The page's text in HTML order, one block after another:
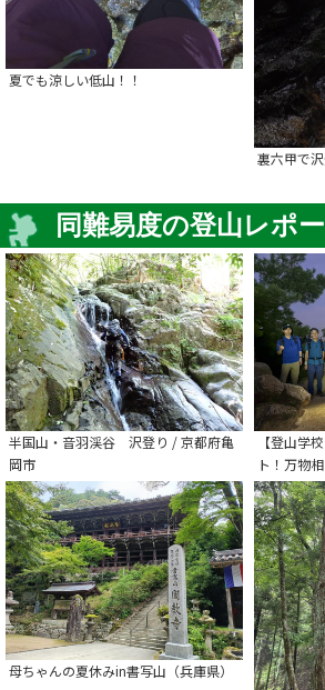
夏でも涼しい低山！！
裏六甲で
同難易度の登山レポ
半国山・音羽渓谷 沢登り / 京都府亀
岡市
【登山学
ト！万物
母ちゃんの夏休みin書写山（兵庫県）